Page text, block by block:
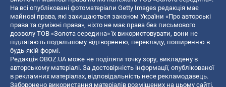
На всі опубліковані фотоматеріали Getty Images редакція має
майнові права, які захищаються законом України «Про авторські
права та суміжні права», ніхто не має права без письмового
дозволу ТОВ «Золота середина» їх використовувати, вони не
підлягають подальшому відтворенню, перекладу, поширенню в
будь-якій формі.
Редакція OBOZ.UA може не поділяти точку зору, викладену в
авторському матеріалі. За достовірність інформації, опублікованої
в рекламних матеріалах, відповідальність несе рекламодавець.
Заборонено використання матеріалів розміщених на цьому сайті,